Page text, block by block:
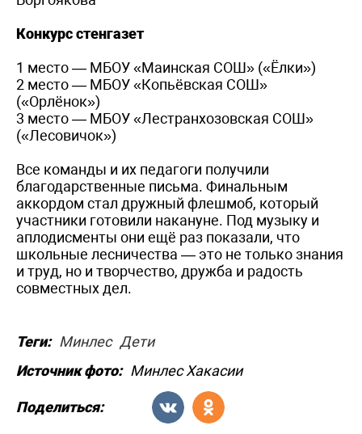
Конкурс стенгазет
1 место — МБОУ «Маинская СОШ» («Ёлки»)
2 место — МБОУ «Копьёвская СОШ»
(«Орлёнок»)
3 место — МБОУ «Лестранхозовская СОШ»
(«Лесовичок»)
Все команды и их педагоги получили
благодарственные письма. Финальным
аккордом стал дружный флешмоб, который
участники готовили накануне. Под музыку и
аплодисменты они ещё раз показали, что
школьные лесничества — это не только знания
и труд, но и творчество, дружба и радость
совместных дел.
Теги: Минлес Дети
Источник фото: Минлес Хакасии
Поделиться: